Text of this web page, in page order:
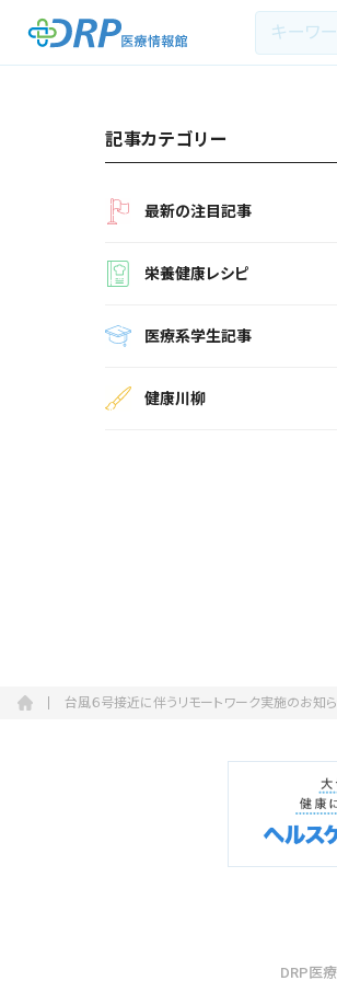
記事カテゴリー
最新の注目記事
栄養健康レシピ
医療系学生記事
健康川柳
台風６号接近に伴うリモートワーク実施のお知
DRP医